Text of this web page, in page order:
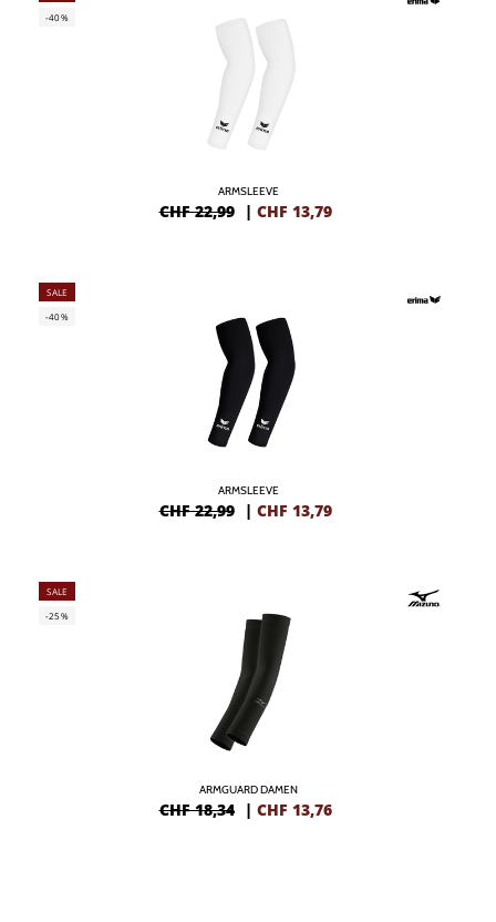
-40%
ARMSLEEVE
CHF 22,99 | CHF 13,79
SALE
-40%
ARMSLEEVE
CHF 22,99 | CHF 13,79
SALE
-25%
ARMGUARD DAMEN
CHF 18,34 | CHF 13,76